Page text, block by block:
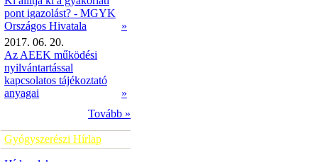
pont igazolást? - MGYK
Országos Hivatala
»
2017. 06. 20.
Az AEEK működési
nyilvántartással
kapcsolatos tájékoztató
anyagai
»
Tovább »
Gyógyszerészi Hírlap